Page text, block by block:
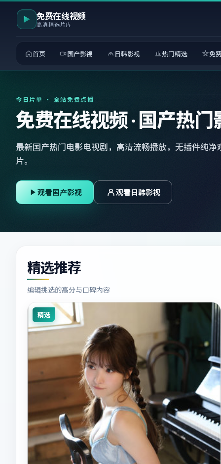
免费在线视频
高清精选片库
首页 国产影视 日韩影视 热门精选 免
今日片单 · 全站免费点播
免费在线视频 · 国产热门
最新国产热门电影电视剧，高清流畅播放，无插件纯净
片。
观看国产影视 观看日韩影视
精选推荐
编辑挑选的高分与口碑内容
精选